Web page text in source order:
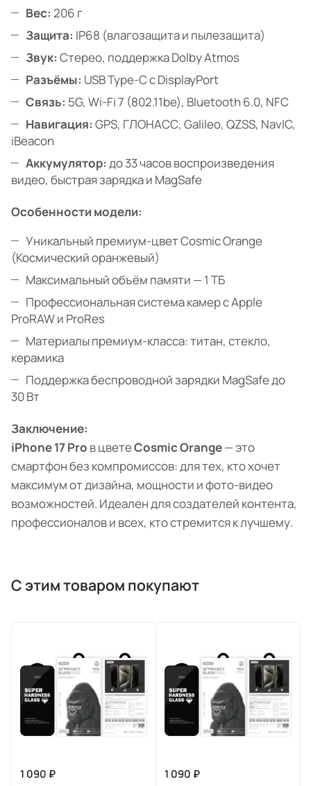
Вес: 206 г
Защита: IP68 (влагозащита и пылезащита)
Звук: Стерео, поддержка Dolby Atmos
Разъёмы: USB Type-C с DisplayPort
Связь: 5G, Wi-Fi 7 (802.11be), Bluetooth 6.0, NFC
Навигация: GPS, ГЛОНАСС, Galileo, QZSS, NavIC,
iBeacon
Аккумулятор: до 33 часов воспроизведения
видео, быстрая зарядка и MagSafe
Особенности модели:
Уникальный премиум-цвет Cosmic Orange
(Космический оранжевый)
Максимальный объём памяти — 1 ТБ
Профессиональная система камер с Apple
ProRAW и ProRes
Материалы премиум-класса: титан, стекло,
керамика
Поддержка беспроводной зарядки MagSafe до
30 Вт
Заключение:
iPhone 17 Pro в цветеCosmic Orange— это
смартфон без компромиссов: для тех, кто хочет
максимум от дизайна, мощности и фото-видео
возможностей. Идеален для создателей контента,
профессионалов и всех, кто стремится к лучшему.
С этим товаром покупают
1 090 ₽ 1 090 ₽